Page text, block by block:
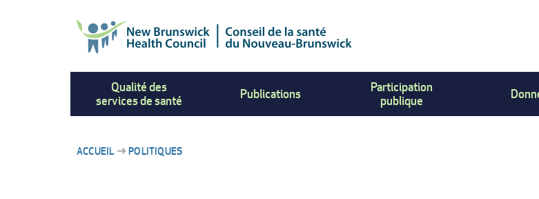
Qualité des
services de santé
Publications
Participation
publique
ACCUEIL POLITIQUES